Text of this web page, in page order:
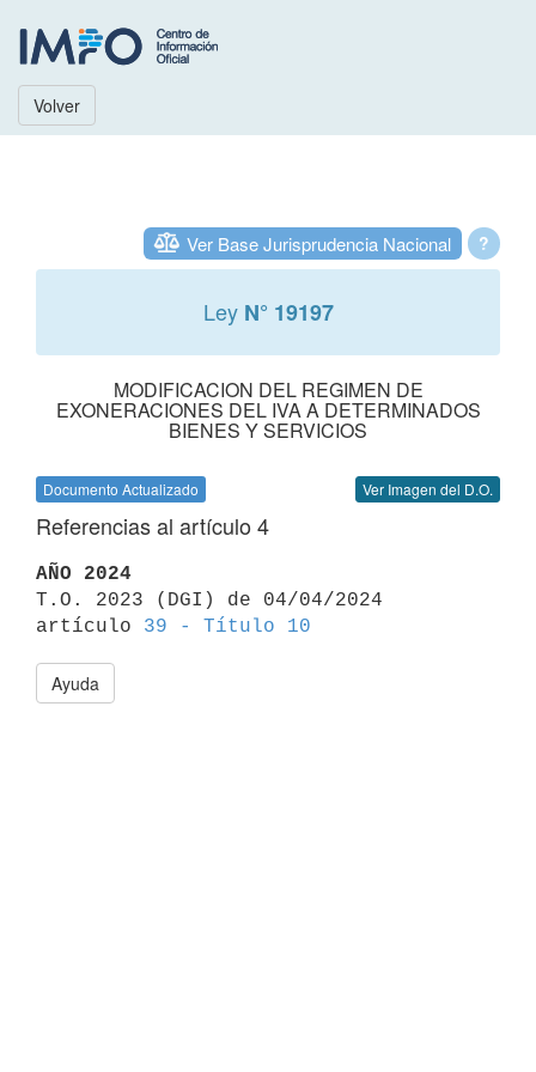
Volver
?
Ver Base Jurisprudencia Nacional
Ley N° 19197
MODIFICACION DEL REGIMEN DE
EXONERACIONES DEL IVA A DETERMINADOS
BIENES Y SERVICIOS
Documento Actualizado Ver Imagen del D.O.
Referencias al artículo 4
AÑO 2024
T.O. 2023 (DGI) de 04/04/2024
artículo 39 - Título 10
Ayuda